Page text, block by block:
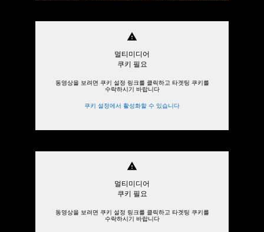
warning
멀티미디어
쿠키 필요
동영상을 보려면 쿠키 설정 링크를 클릭하고 타겟팅 쿠키를
수락하시기 바랍니다
쿠키 설정에서 활성화할 수 있습니다
warning
멀티미디어
쿠키 필요
동영상을 보려면 쿠키 설정 링크를 클릭하고 타겟팅 쿠키를
수락하시기 바랍니다